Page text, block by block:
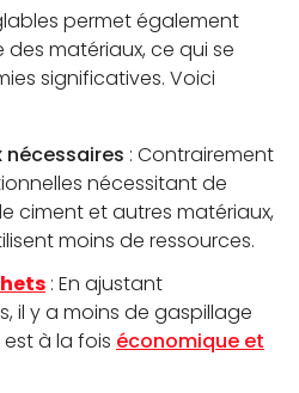
permet également
matériaux, ce qui se
significatives. Voici
nécessaires : Contrairement
nécessitant de
ciment et autres matériaux,
moins de ressources.
: En ajustant
il y a moins de gaspillage
à la fois économique et